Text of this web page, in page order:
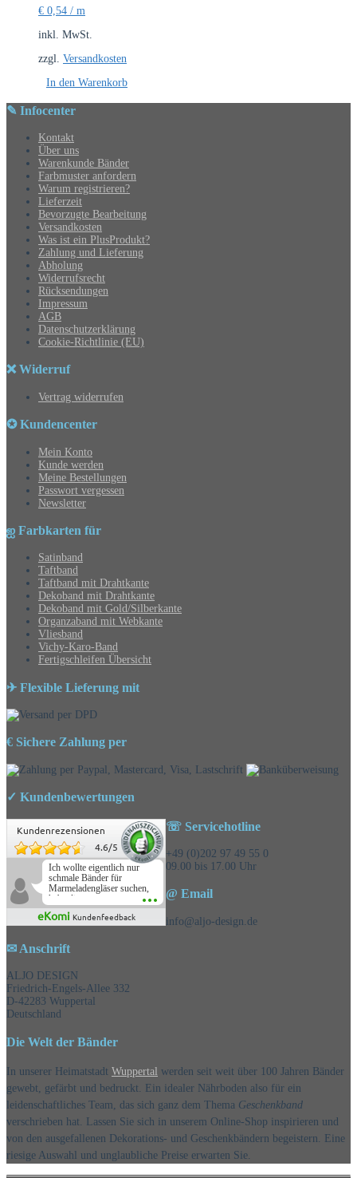
€ 0,54 / m
inkl. MwSt.
zzgl. Versandkosten
In den Warenkorb
✎ Infocenter
Kontakt
Über uns
Warenkunde Bänder
Farbmuster anfordern
Warum registrieren?
Lieferzeit
Bevorzugte Bearbeitung
Versandkosten
Was ist ein PlusProdukt?
Zahlung und Lieferung
Abholung
Widerrufsrecht
Rücksendungen
Impressum
AGB
Datenschutzerklärung
Cookie-Richtlinie (EU)
❌ Widerruf
Vertrag widerrufen
✪ Kundencenter
Mein Konto
Kunde werden
Meine Bestellungen
Passwort vergessen
Newsletter
ஐ Farbkarten für
Satinband
Taftband
Taftband mit Drahtkante
Dekoband mit Drahtkante
Dekoband mit Gold/Silberkante
Organzaband mit Webkante
Vliesband
Vichy-Karo-Band
Fertigschleifen Übersicht
✈ Flexible Lieferung mit
€ Sichere Zahlung per
✓ Kundenbewertungen
Kundenrezensionen
4.6/5
Ich wollte eigentlich nur
schmale Bänder für
Marmeladengläser suchen,
habe die
Überraschungsbänder
mitbestellt und war positiv
überrascht, schöne
eKomi Kundenfeedback
☏ Servicehotline
+49 (0)202 97 49 55 0
09.00 bis 17.00 Uhr
@ Email
info@aljo-design.de
✉ Anschrift
ALJO DESIGN
Friedrich-Engels-Allee 332
D-42283 Wuppertal
Deutschland
Die Welt der Bänder
In unserer Heimatstadt Wuppertal werden seit weit über 100 Jahren Bänder
gewebt, gefärbt und bedruckt. Ein idealer Nährboden also für ein
leidenschaftliches Team, das sich ganz dem Thema Geschenkband
verschrieben hat. Lassen Sie sich in unserem Online-Shop inspirieren und
von den ausgefallenen Dekorations- und Geschenkbändern begeistern. Eine
riesige Auswahl und unglaubliche Preise erwarten Sie.